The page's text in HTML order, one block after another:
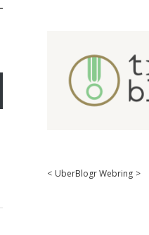
< UberBlogr Webring >